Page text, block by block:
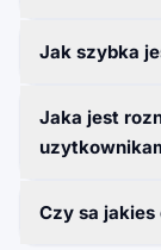
Jak szybka
Jaka jest
Czy sa